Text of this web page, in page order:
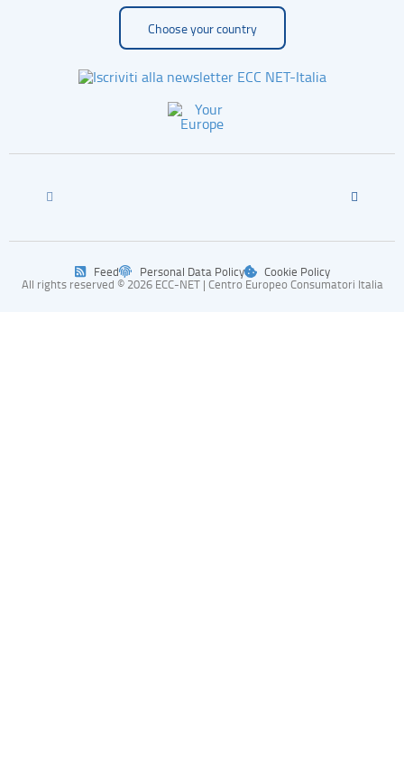
Choose your country
All rights reserved © 2026 ECC-NET | Centro Europeo Consumatori Italia
Feed Personal Data Policy Cookie Policy